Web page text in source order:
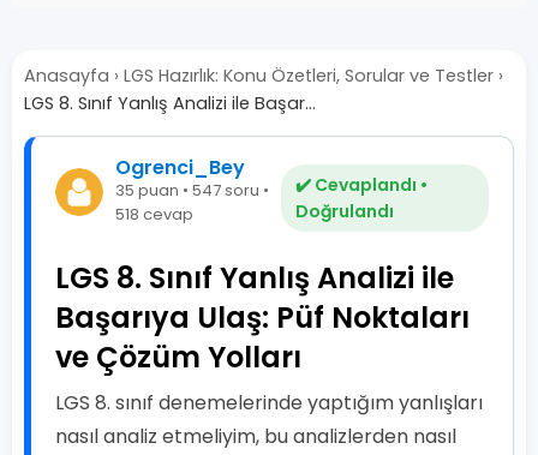
Anasayfa › LGS Hazırlık: Konu Özetleri, Sorular ve Testler ›
LGS 8. Sınıf Yanlış Analizi ile Başar...
Ogrenci_Bey
35 puan • 547 soru •
518 cevap
✔️ Cevaplandı •
Doğrulandı
LGS 8. Sınıf Yanlış Analizi ile
Başarıya Ulaş: Püf Noktaları
ve Çözüm Yolları
LGS 8. sınıf denemelerinde yaptığım yanlışları
nasıl analiz etmeliyim, bu analizlerden nasıl